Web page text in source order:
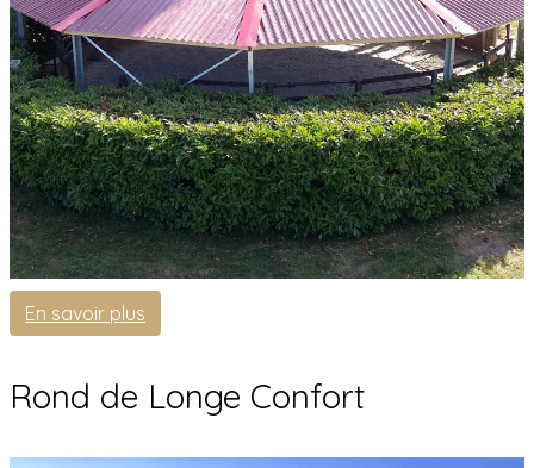
En savoir plus
Rond de Longe Confort